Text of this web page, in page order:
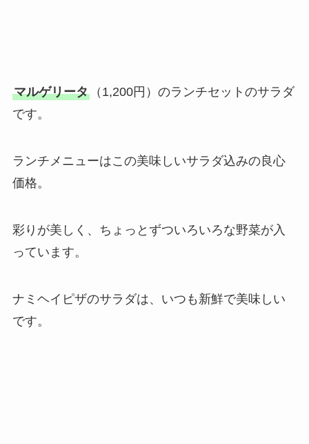
マルゲリータ（1,200円）のランチセットのサラダ
です。
ランチメニューはこの美味しいサラダ込みの良心
価格。
彩りが美しく、ちょっとずついろいろな野菜が入
っています。
ナミヘイピザのサラダは、いつも新鮮で美味しい
です。